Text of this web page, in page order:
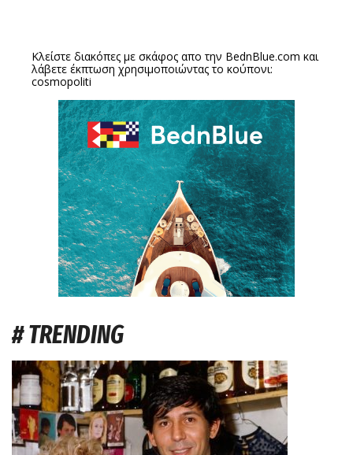
Κλείστε διακόπες με σκάφος απο την BednBlue.com και
λάβετε έκπτωση χρησιμοποιώντας το κούπονι:
cosmopoliti
# TRENDING